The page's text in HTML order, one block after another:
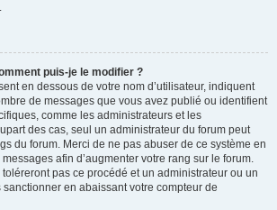
puis-je le modifier ?
en dessous de votre nom d’utilisateur, indiquent
de messages que vous avez publié ou identifient
comme les administrateurs et les
des cas, seul un administrateur du forum peut
du forum. Merci de ne pas abuser de ce système en
afin d’augmenter votre rang sur le forum.
pas ce procédé et un administrateur ou un
en abaissant votre compteur de